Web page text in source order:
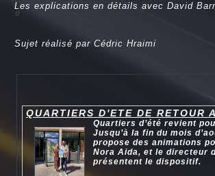
Les explications en détails avec David
e
Sujet réalisé par Cédric Hraimi
QUARTIERS D'ETE DE RETOUR
Quartiers d’été revient
Jusqu’à la fin du mois
propose des animations
Nora Aida, et le directeur
présentent le dispositif.